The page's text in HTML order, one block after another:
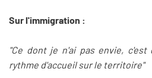
Sur l'immigration :
"Ce dont je n'ai pas envie,
rythme d'accueil sur le territoire"